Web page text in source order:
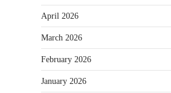
April 2026
March 2026
February 2026
January 2026